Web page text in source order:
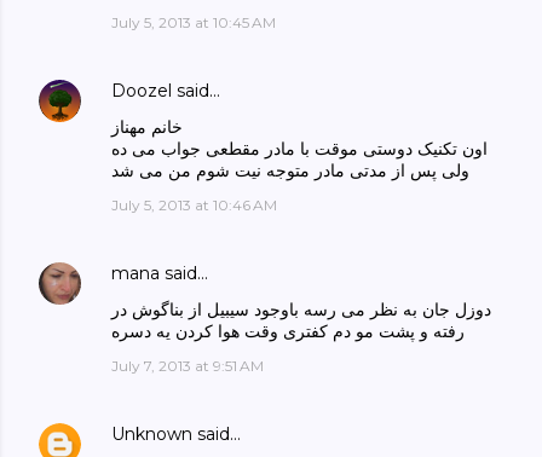
July 5, 2013 at 10:45 AM
Doozel said…
خانم مهناز
اون تکنیک دوستی موقت با مادر مقطعی جواب می ده
ولی پس از مدتی مادر متوجه نیت شوم من می شد
July 5, 2013 at 10:46 AM
mana said…
دوزل جان به نظر می رسه باوجود سیبیل از بناگوش در
رفته و پشت مو دم کفتری وقت هوا کردن یه دسره
July 7, 2013 at 9:51 AM
Unknown said…